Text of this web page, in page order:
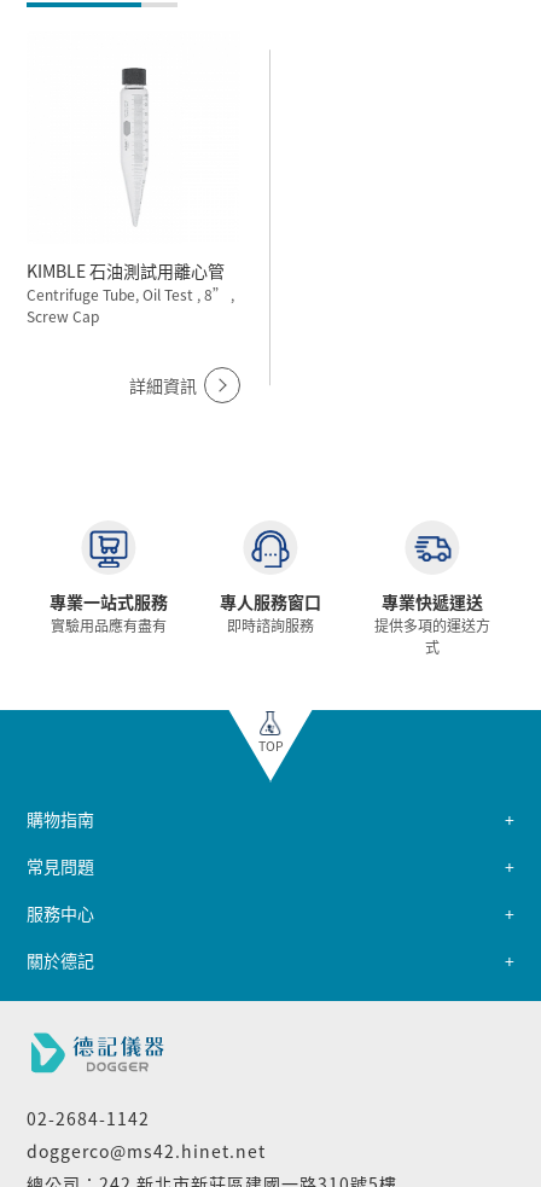
KIMBLE 石油測試用離心管
Centrifuge Tube, Oil Test , 8” ,
Screw Cap
詳細資訊
專業一站式服務
實驗用品應有盡有
專人服務窗口
即時諮詢服務
專業快遞運送
提供多項的運送方
式
TOP
02-2684-1142
doggerco@ms42.hinet.net
購物指南
常見問題
服務中心
關於德記